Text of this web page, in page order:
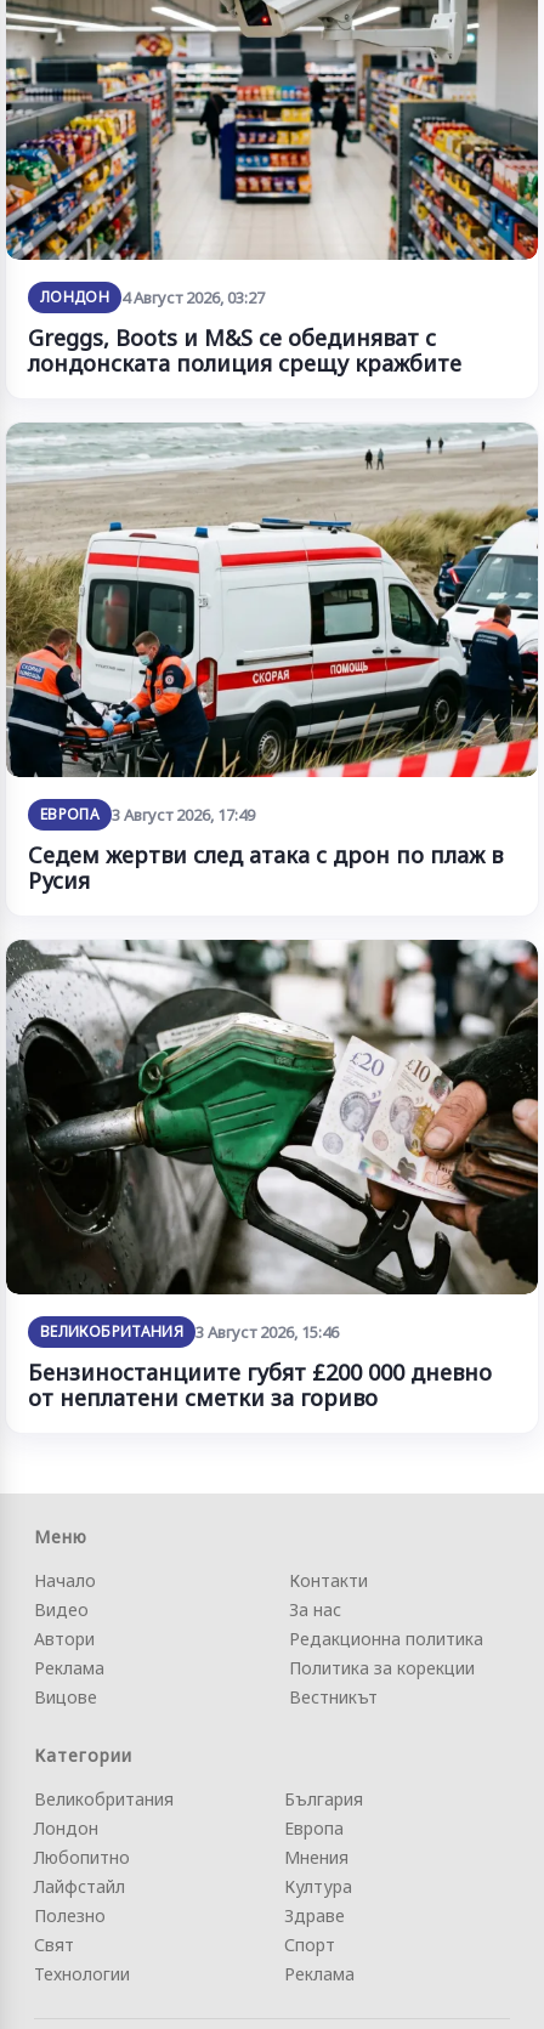
ЛОНДОН 4 Август 2026, 03:27
Greggs, Boots и M&S се обединяват с
лондонската полиция срещу кражбите
ЕВРОПА 3 Август 2026, 17:49
Седем жертви след атака с дрон по плаж в
Русия
ВЕЛИКОБРИТАНИЯ 3 Август 2026, 15:46
Бензиностанциите губят £200 000 дневно
от неплатени сметки за гориво
Меню
Начало
Видео
Автори
Реклама
Вицове
Контакти
За нас
Редакционна политика
Политика за корекции
Вестникът
Категории
Великобритания
Лондон
Любопитно
Лайфстайл
Полезно
Свят
Технологии
България
Европа
Мнения
Култура
Здраве
Спорт
Реклама